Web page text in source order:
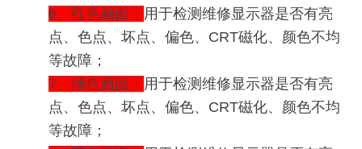
6、红色画面： 用于检测维修显示器是否有亮
点、色点、坏点、偏色、CRT磁化、颜色不均
等故障；
7、绿色画面： 用于检测维修显示器是否有亮
点、色点、坏点、偏色、CRT磁化、颜色不均
等故障；